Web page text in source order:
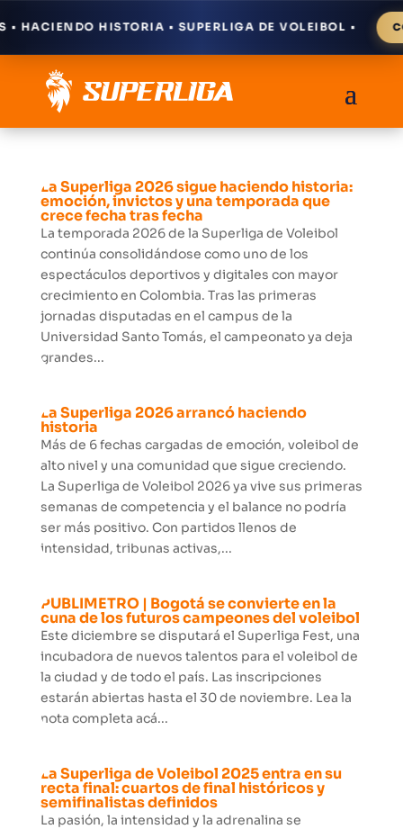
HISTORIA • SUPERLIGA DE VOLEIBOL •
La Superliga 2026 sigue haciendo historia:
emoción, invictos y una temporada que
crece fecha tras fecha
La temporada 2026 de la Superliga de Voleibol
continúa consolidándose como uno de los
espectáculos deportivos y digitales con mayor
crecimiento en Colombia. Tras las primeras
jornadas disputadas en el campus de la
Universidad Santo Tomás, el campeonato ya deja
grandes...
La Superliga 2026 arrancó haciendo
historia
Más de 6 fechas cargadas de emoción, voleibol de
alto nivel y una comunidad que sigue creciendo.
La Superliga de Voleibol 2026 ya vive sus primeras
semanas de competencia y el balance no podría
ser más positivo. Con partidos llenos de
intensidad, tribunas activas,...
PUBLIMETRO | Bogotá se convierte en la
cuna de los futuros campeones del voleibol
Este diciembre se disputará el Superliga Fest, una
incubadora de nuevos talentos para el voleibol de
la ciudad y de todo el país. Las inscripciones
estarán abiertas hasta el 30 de noviembre. Lea la
nota completa acá...
La Superliga de Voleibol 2025 entra en su
recta final: cuartos de final históricos y
semifinalistas definidos
La pasión, la intensidad y la adrenalina se